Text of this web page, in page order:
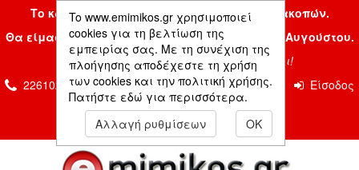
To www.emimikos.gr χρησιμοποιεί
cookies για τη βελτίωση της
εμπειρίας σας. Με τη συνέχιση της
πλοήγησης αποδέχεστε τη χρήση
των cookies και την πολιτική χρήσης.
Πατήστε εδώ για περισσότερα.
Αλλαγή ρυθμίσεων
OK
Το κατάστημα μας είναι κλειστό λόγω διακοπών.
Θα είμαστε και πάλι μαζί σας την Δευτέρα 24 Αυγούστου.
Σας ευχόμαστε ένα όμορφο καλοκαίρι!
2261026435 & 2261081666
Επικοινωνία
Είσοδος
Μέλους